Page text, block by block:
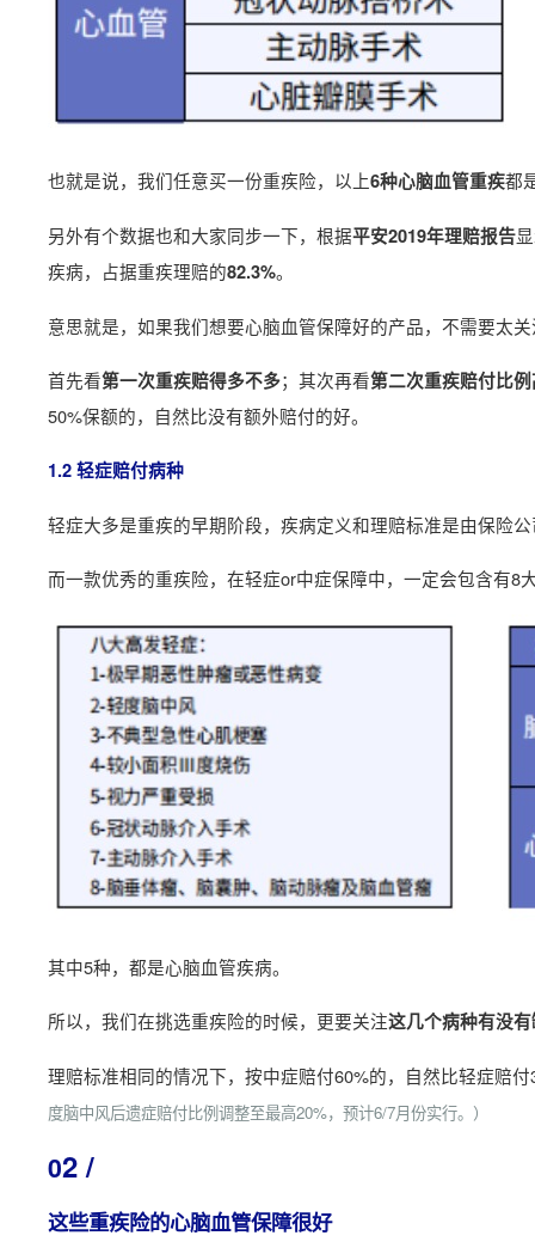
也就是说，我们任意买一份重疾险，以上6种心脑血管重疾都
另外有个数据也和大家同步一下，根据平安2019年理赔报告
疾病，占据重疾理赔的82.3%。
意思就是，如果我们想要心脑血管保障好的产品，不需要太
首先看第一次重疾赔得多不多；其次再看第二次重疾赔付比
50%保额的，自然比没有额外赔付的好。
1.2 轻症赔付病种
轻症大多是重疾的早期阶段，疾病定义和理赔标准是由保险
而一款优秀的重疾险，在轻症or中症保障中，一定会包含有8
其中5种，都是心脑血管疾病。
所以，我们在挑选重疾险的时候，更要关注这几个病种有没
理赔标准相同的情况下，按中症赔付60%的，自然比轻症赔
度脑中风后遗症赔付比例调整至最高20%，预计6/7月份实行。）
02 /
这些重疾险的心脑血管保障很好